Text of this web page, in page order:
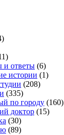
и ответы (6)
истории (1)
(208)
(335)
по городу (160)
доктор (15)
(30)
(89)